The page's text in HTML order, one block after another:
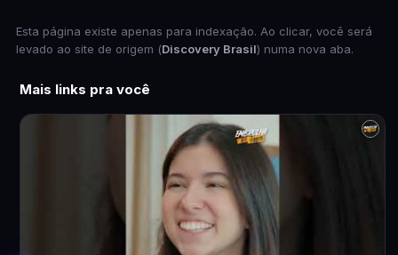
Esta página existe apenas para indexação. Ao clicar, você será
levado ao site de origem (Discovery Brasil) numa nova aba.
Mais links pra você